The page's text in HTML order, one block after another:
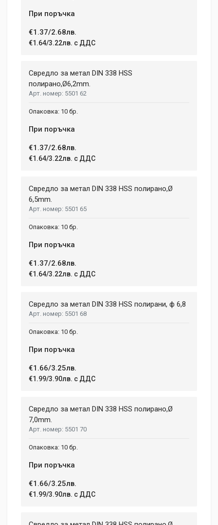
При поръчка
€1.37/2.68лв.
€1.64/3.22лв. с ДДС
Свредло за метал DIN 338 HSS
полиранo,Ø6,2mm.
5501 62
10 бр.
При поръчка
€1.37/2.68лв.
€1.64/3.22лв. с ДДС
Свредло за метал DIN 338 HSS полирано,Ø
6,5mm.
5501 65
10 бр.
При поръчка
€1.37/2.68лв.
€1.64/3.22лв. с ДДС
Свредло за метал DIN 338 HSS полирани, ф 6,8
5501 68
10 бр.
При поръчка
€1.66/3.25лв.
€1.99/3.90лв. с ДДС
Свредло за метал DIN 338 HSS полирано,Ø
7,0mm.
5501 70
10 бр.
При поръчка
€1.66/3.25лв.
€1.99/3.90лв. с ДДС